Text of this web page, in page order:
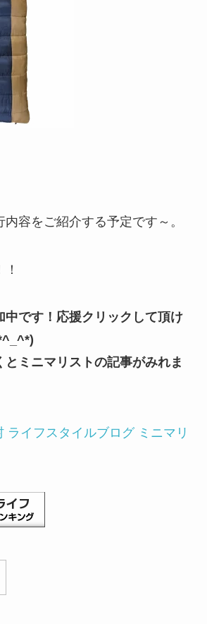
容をご紹介する予定です～。
です！応援クリックして頂け
とミニマリストの記事がみれま